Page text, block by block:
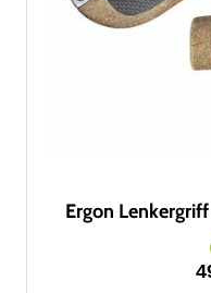
Ergon